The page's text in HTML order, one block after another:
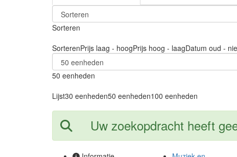
Sorteren
SorterenPrijs laag - hoogPrijs hoog - laagDatum oud -
50 eenheden
Lijst30 eenheden50 eenheden100 eenheden
Uw zoekopdracht heeft